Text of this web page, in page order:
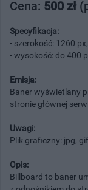
Cena: 500 zł
Specyfikacja:
- szerokość: 1260
- wysokość: do 400
Emisja:
Baner wyświetlany
stronie głównej
Uwagi:
Plik graficzny: jpg,
Opis:
Billboard to baner